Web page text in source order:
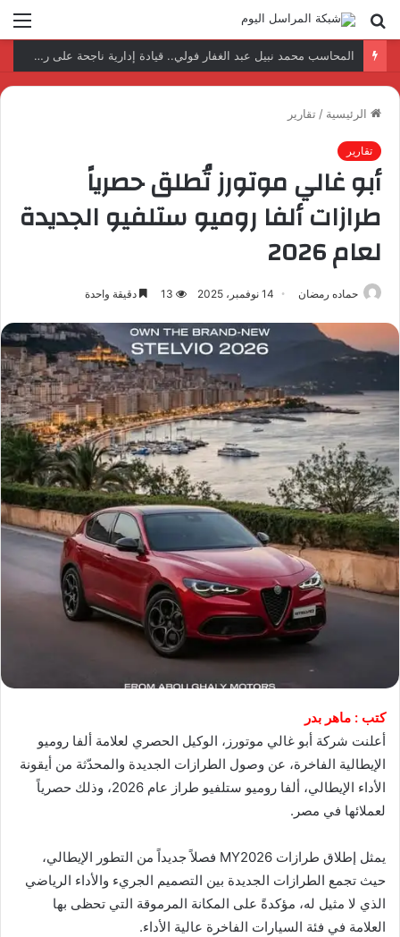
بحث
عن
نتائج إيجابية بعد زيارة وفد الجامعة المصرية النتائج إيجابية بعد زيارة وفد الجامعة المصرية الروسية لمصنع الإلكترونياتروسية لمصنع الإلكترونيات
الرئيسية / تقارير
تقارير
أبو غالي موتورز تُطلق حصرياً
طرازات ألفا روميو ستلفيو الجديدة
لعام 2026​
حماده رمضان 14 نوفمبر، 2025 13 دقيقة واحدة
​كتب : ماهر بدر
أعلنت شركة أبو غالي موتورز، الوكيل الحصري لعلامة ألفا روميو
الإيطالية الفاخرة، عن وصول الطرازات الجديدة والمحدّثة من أيقونة
الأداء الإيطالي، ألفا روميو ستلفيو طراز عام 2026، وذلك حصرياً
لعملائها في مصر.​
يمثل إطلاق طرازات MY2026 فصلاً جديداً من التطور الإيطالي،
حيث تجمع الطرازات الجديدة بين التصميم الجريء والأداء الرياضي
الذي لا مثيل له، مؤكدةً على المكانة المرموقة التي تحظى بها
العلامة في فئة السيارات الفاخرة عالية الأداء.​